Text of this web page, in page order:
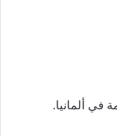
في ألمانيا.